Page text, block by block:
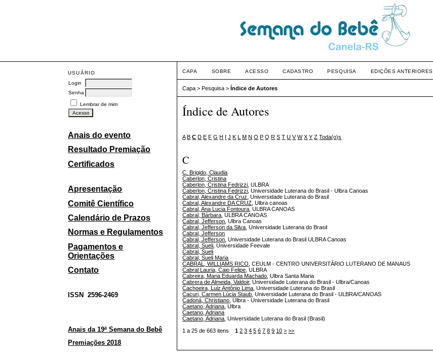
USUÁRIO
Login
Senha
Lembrar de mim
Anais do evento
Resultado Premiação
Certificados
Apresentação
Comitê Científico
Calendário de Prazos
Normas e Regulamentos
Pagamentos e
Orientações
Contato
ISSN2596-2469
Anais da 19ª Semana do Bebê
Premiações 2018
CAPA SOBRE ACESSO CADASTRO PESQUISA EDIÇÕES ANTERIORES
Capa >Pesquisa >Índice de Autores
Índice de Autores
A B C D E F G H I J K L M N O P Q R S T U V W X Y Z Toda(o)s
C
C. Brigido, Claudia
Caberlon, Cristina
Caberlon, Cristina Fedrizzi , ULBRA
Caberlon, Cristina Fedrizzi , Universidade Luterana do Brasil - Ulbra Canoas
Cabral, Alexandre da Cruz , Universidade Luterana do Brasil
Cabral, Alexandre DA CRUZ , Ulbra canoas
Cabral, Ana Lucia Fontoura , ULBRA CANOAS
Cabral, Bárbara , ULBRA CANOAS
Cabral, Jefferson , Ulbra Canoas
Cabral, Jefferson da Silva , Universidade Luterana do Brasil
Cabral, Jefferson
Cabral, Jefferson , Universidade Luterana do Brasil ULBRA Canoas
Cabral, Sueli , Universidade Feevale
Cabral, Sueli
Cabral, Sueli Maria
CABRAL, WILLIAMS RICO , CEULM - CENTRO UNIVERSITÁRIO LUTERANO DE MANAUS
Cabral Lauria, Caio Felipe , ULBRA
Cabreira, Maria Eduarda Machado , Ulbra Santa Maria
Cabrera de Almeida, Valdoir, Universidade Luterana do Brasil - Ulbra/Canoas
Cachoeira, Luiz Antônio Lima , Universidade Luterana do Brasil
Cacuri, Carmen Lúcia Staub , Universidade Luterana do Brasil - ULBRA/CANOAS
Cadoná, Christiano , Ulbra - Universidade Luterana do Brasil
Caetano, Adriana , Ulbra
Caetano, Adriana
Caetano, Adriana , Universidade Luterana do Brasil (Brasil)
1 a 25 de 663 itens1 2 3 4 5 6 7 8 9 10 > >>